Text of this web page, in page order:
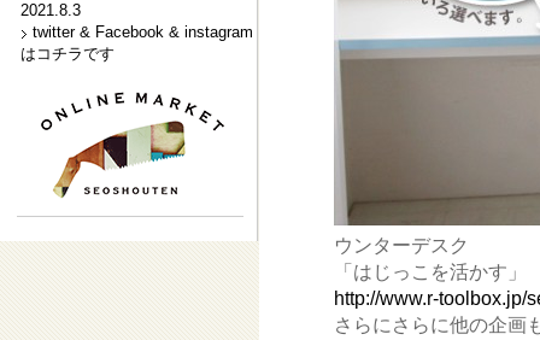
2021.8.3
twitter & Facebook & instagram
はコチラです
ウンターデスク
「はじっこを活かす」
http://www.r-toolbox.jp/
さらにさらに他の企画